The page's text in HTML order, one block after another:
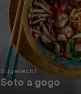
Bijgerecht
Soto a gogo